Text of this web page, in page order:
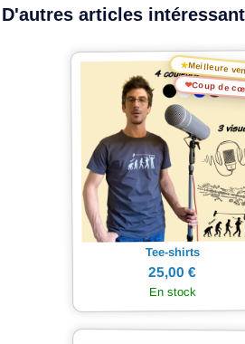
D'autres articles
★Meilleure
❤Coup de
Tee-shirts
25,00 €
En stock